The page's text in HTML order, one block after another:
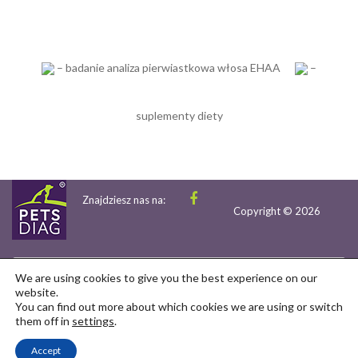
– badanie analiza pierwiastkowa włosa EHAA –
suplementy diety
Znajdziesz nas na:
Copyright © 2026
संपर्क
गोपनीयता नीति
साझेदारी
वैज्ञानिक सहयोग
We are using cookies to give you the best experience on our
website.
You can find out more about which cookies we are using or switch
them off in settings.
Accept